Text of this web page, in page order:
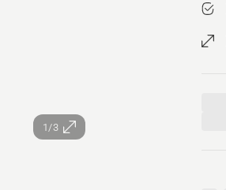
1/3